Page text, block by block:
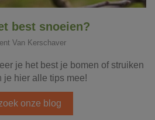
best snoeien?
Van Kerschaver
je het best je bomen of struiken
je hier alle tips mee!
onze blog